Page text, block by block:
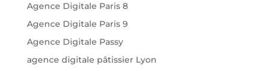
Agence Digitale Paris 8
Agence Digitale Paris 9
Agence Digitale Passy
agence digitale pâtissier Lyon